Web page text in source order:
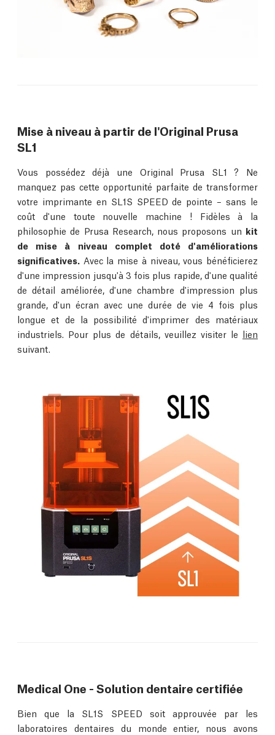
Mise à niveau à partir de l'Original Prusa
SL1
Vous possédez déjà une Original Prusa SL1 ? Ne
manquez pas cette opportunité parfaite de transformer
votre imprimante en SL1S SPEED de pointe – sans le
coût d'une toute nouvelle machine ! Fidèles à la
philosophie de Prusa Research, nous proposons un kit
de mise à niveau complet doté d'améliorations
significatives. Avec la mise à niveau, vous bénéficierez
d'une impression jusqu'à 3 fois plus rapide, d'une qualité
de détail améliorée, d'une chambre d'impression plus
grande, d'un écran avec une durée de vie 4 fois plus
longue et de la possibilité d'imprimer des matériaux
industriels. Pour plus de détails, veuillez visiter le lien
suivant.
Medical One - Solution dentaire certifiée
Bien que la SL1S SPEED soit approuvée par les
laboratoires dentaires du monde entier, nous avons